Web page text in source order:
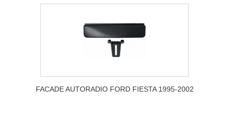
FACADE AUTORADIO FORD FIESTA 1995-2002